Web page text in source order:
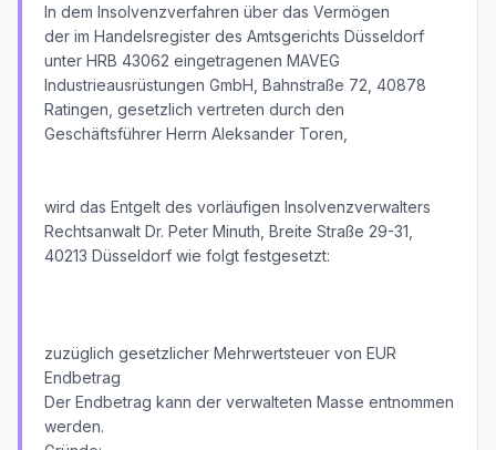
In dem Insolvenzverfahren über das Vermögen
der im Handelsregister des Amtsgerichts Düsseldorf
unter HRB 43062 eingetragenen MAVEG
Industrieausrüstungen GmbH, Bahnstraße 72, 40878
Ratingen, gesetzlich vertreten durch den
Geschäftsführer Herrn Aleksander Toren,
wird das Entgelt des vorläufigen Insolvenzverwalters
Rechtsanwalt Dr. Peter Minuth, Breite Straße 29-31,
40213 Düsseldorf wie folgt festgesetzt:
zuzüglich gesetzlicher Mehrwertsteuer von EUR
Endbetrag
Der Endbetrag kann der verwalteten Masse entnommen
werden.